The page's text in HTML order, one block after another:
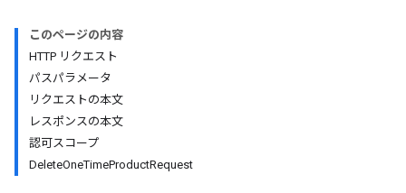
このページの内容
HTTP リクエスト
パスパラメータ
リクエストの本文
レスポンスの本文
認可スコープ
DeleteOneTimeProductRequest